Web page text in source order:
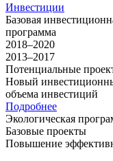
Инвестиции
Базовая
программа
2018–2020
2013–2017
Потенциальные
Новый
объема инвестиций
Подробнее
Экологическая
Базовые проекты
Повышение